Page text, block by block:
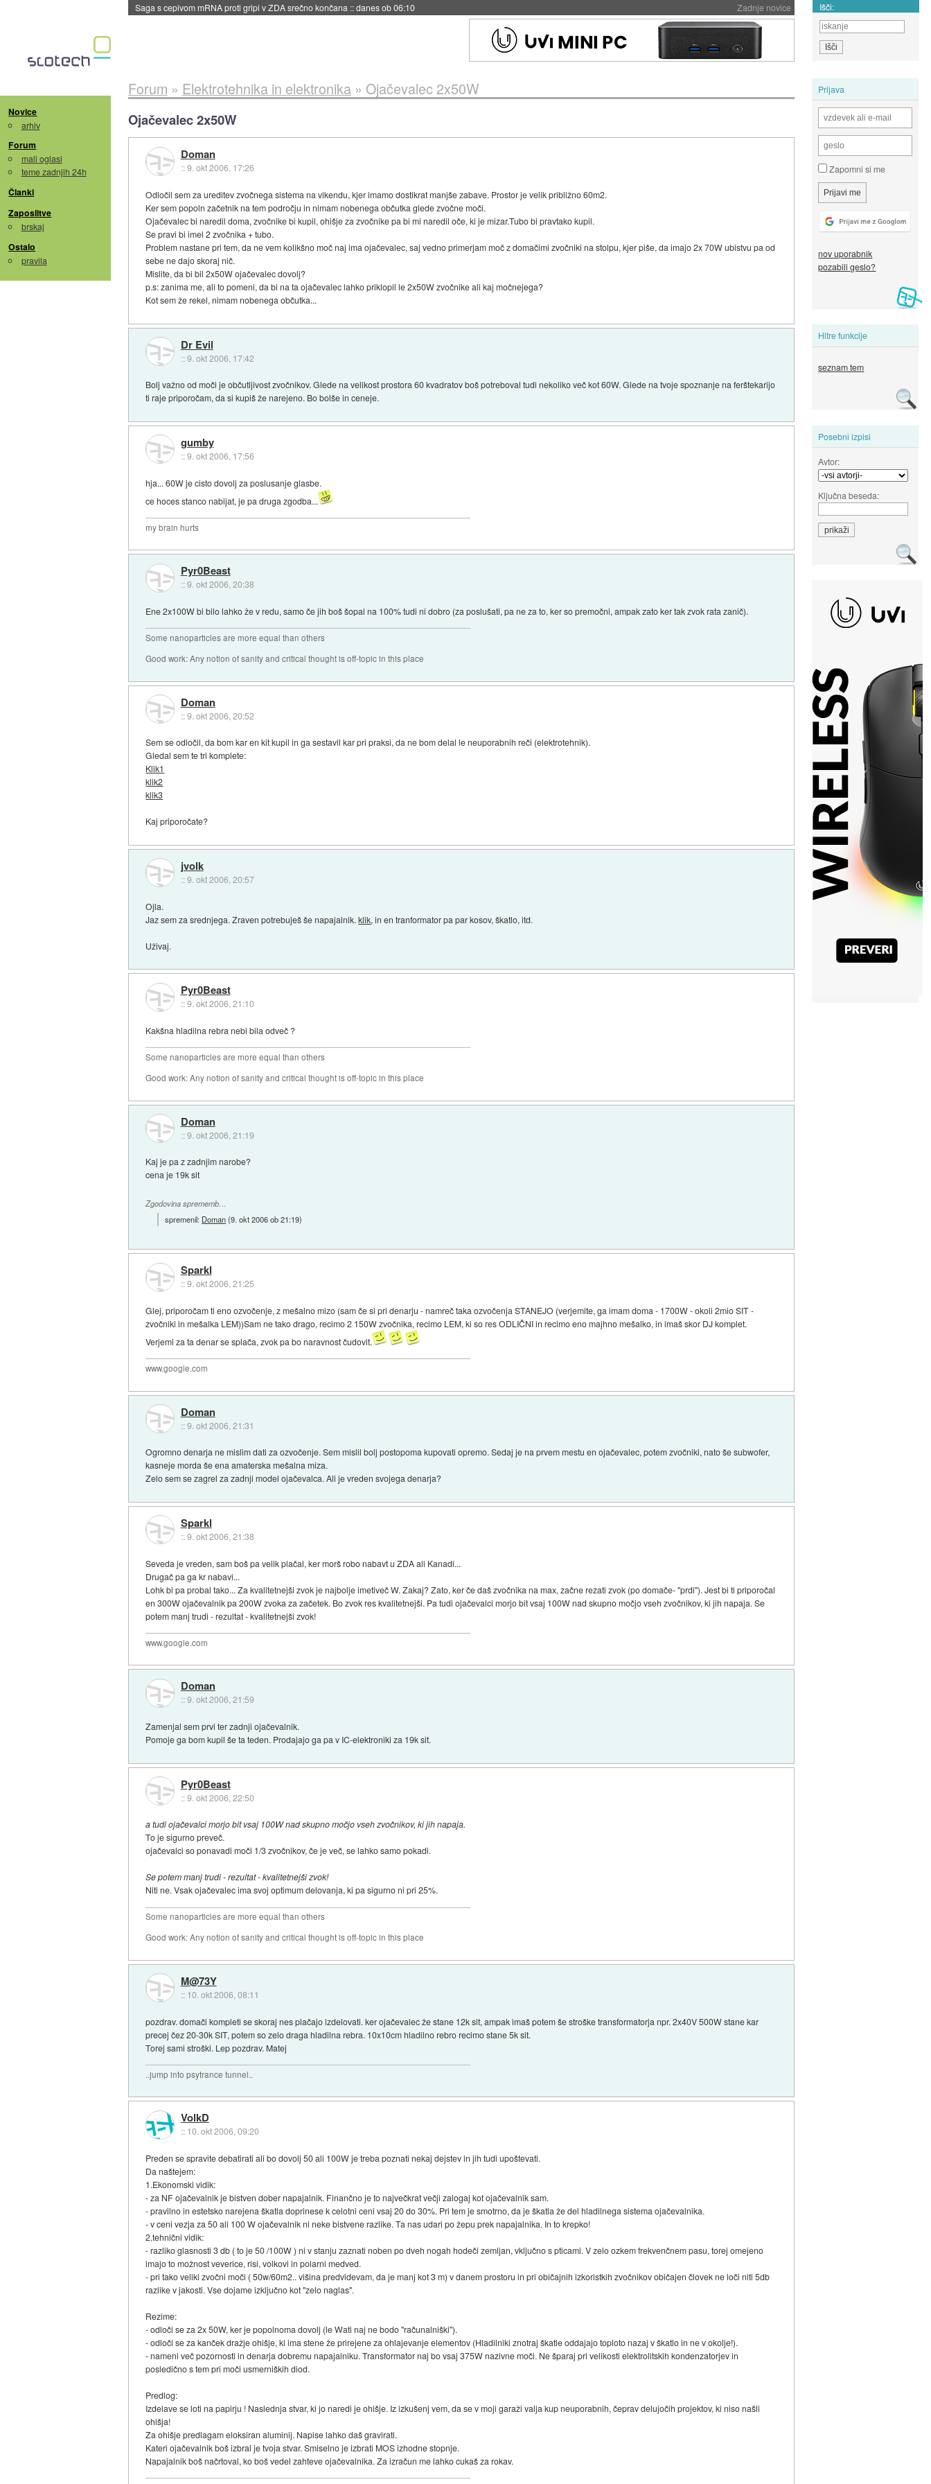
Zadnje novice
BMW v vozilih začel predvajati reklame::danes ob 06:09 Išči:
Novice
arhiv
Forum
mali oglasi
teme zadnjih 24h
Članki
Zaposlitve
brskaj
Ostalo
pravila
Prijava
Zapomni si me
nov uporabnik
pozabili geslo?
Hitre funkcije
seznam tem
Posebni izpisi
Avtor:
Ključna beseda:
Forum » Elektrotehnika in elektronika» Ojačevalec 2x50W
Ojačevalec 2x50W
Doman
::9. okt 2006, 17:26
Odločil sem za ureditev zvočnega sistema na vikendu, kjer imamo dostikrat manjše zabave. Prostor je velik približno 60m2.
Ker sem popoln začetnik na tem področju in nimam nobenega občutka glede zvočne moči.
Ojačevalec bi naredil doma, zvočnike bi kupil, ohišje za zvočnike pa bi mi naredil oče, ki je mizar.Tubo bi pravtako kupil.
Se pravi bi imel 2 zvočnika + tubo.
Problem nastane pri tem, da ne vem kolikšno moč naj ima ojačevalec, saj vedno primerjam moč z domačimi zvočniki na stolpu, kjer piše, da imajo 2x 70W ubistvu pa od
sebe ne dajo skoraj nič.
Mislite, da bi bil 2x50W ojačevalec dovolj?
p.s: zanima me, ali to pomeni, da bi na ta ojačevalec lahko priklopil le 2x50W zvočnike ali kaj močnejega?
Kot sem že rekel, nimam nobenega občutka...
Dr Evil
::9. okt 2006, 17:42
Bolj važno od moči je občutljivost zvočnikov. Glede na velikost prostora 60 kvadratov boš potreboval tudi nekoliko več kot 60W. Glede na tvoje spoznanje na ferštekarijo
ti raje priporočam, da si kupiš že narejeno. Bo bolše in ceneje.
gumby
::9. okt 2006, 17:56
hja... 60W je cisto dovolj za poslusanje glasbe.
ce hoces stanco nabijat, je pa druga zgodba...
my brain hurts
Pyr0Beast
::9. okt 2006, 20:38
Ene 2x100W bi bilo lahko že v redu, samo če jih boš šopal na 100% tudi ni dobro (za poslušati, pa ne za to, ker so premočni, ampak zato ker tak zvok rata zanič).
Some nanoparticles are more equal than others
Good work: Any notion of sanity and critical thought is off-topic in this place
Doman
::9. okt 2006, 20:52
Sem se odločil, da bom kar en kit kupil in ga sestavil kar pri praksi, da ne bom delal le neuporabnih reči (elektrotehnik).
Gledal sem te tri komplete:
Klik1
klik2
klik3
Kaj priporočate?
jvolk
::9. okt 2006, 20:57
Ojla.
Jaz sem za srednjega. Zraven potrebuješ še napajalnik.klik, in en tranformator pa par kosov, škatlo, itd.
Uživaj.
Pyr0Beast
::9. okt 2006, 21:10
Kakšna hladilna rebra nebi bila odveč ?
Some nanoparticles are more equal than others
Good work: Any notion of sanity and critical thought is off-topic in this place
Doman
::9. okt 2006, 21:19
Kaj je pa z zadnjim narobe?
cena je 19k sit
Zgodovina sprememb…
spremenil: Doman(9. okt 2006 ob 21:19)
Sparkl
::9. okt 2006, 21:25
Glej, priporočam ti eno ozvočenje, z mešalno mizo (sam če si pri denarju - namreč taka ozvočenja STANEJO (verjemite, ga imam doma - 1700W - okoli 2mio SIT -
zvočniki in mešalka LEM))Sam ne tako drago, recimo 2 150W zvočnika, recimo LEM, ki so res ODLIČNI in recimo eno majhno mešalko, in imaš skor DJ komplet.
Verjemi za ta denar se splača, zvok pa bo naravnost čudovit.
www.google.com
Doman
::9. okt 2006, 21:31
Ogromno denarja ne mislim dati za ozvočenje. Sem mislil bolj postopoma kupovati opremo. Sedaj je na prvem mestu en ojačevalec, potem zvočniki, nato še subwofer,
kasneje morda še ena amaterska mešalna miza.
Zelo sem se zagrel za zadnji model ojačevalca. Ali je vreden svojega denarja?
Sparkl
::9. okt 2006, 21:38
Seveda je vreden, sam boš pa velik plačal, ker morš robo nabavt u ZDA ali Kanadi...
Drugač pa ga kr nabavi...
Lohk bi pa probal tako... Za kvalitetnejši zvok je najbolje imetiveč W. Zakaj? Zato, ker če daš zvočnika na max, začne rezati zvok (po domače- "prdi"). Jest bi ti priporočal
en 300W ojačevalnik pa 200W zvoka za začetek. Bo zvok res kvalitetnejši. Pa tudi ojačevalci morjo bit vsaj 100W nad skupno močjo vseh zvočnikov, ki jih napaja. Se
potem manj trudi - rezultat - kvalitetnejši zvok!
www.google.com
Doman
::9. okt 2006, 21:59
Zamenjal sem prvi ter zadnji ojačevalnik.
Pomoje ga bom kupil še ta teden. Prodajajo ga pa v IC-elektroniki za 19k sit.
Pyr0Beast
::9. okt 2006, 22:50
a tudi ojačevalci morjo bit vsaj 100W nad skupno močjo vseh zvočnikov, ki jih napaja.
To je sigurno preveč.
ojačevalci so ponavadi moči 1/3 zvočnikov, če je več, se lahko samo pokadi.
Se potem manj trudi - rezultat - kvalitetnejši zvok!
Niti ne. Vsak ojačevalec ima svoj optimum delovanja, ki pa sigurno ni pri 25%.
Some nanoparticles are more equal than others
Good work: Any notion of sanity and critical thought is off-topic in this place
M@73Y
:: 10. okt 2006, 08:11
pozdrav. domači kompleti se skoraj nes plačajo izdelovati. ker ojačevalec že stane 12k sit, ampak imaš potem še stroške transformatorja npr. 2x40V 500W stane kar
precej čez 20-30k SIT, potem so zelo draga hladilna rebra. 10x10cm hladilno rebro recimo stane 5k sit.
Torej sami stroški. Lep pozdrav. Matej
..jump into psytrance tunnel..
VolkD
:: 10. okt 2006, 09:20
Preden se spravite debatirati ali bo dovolj 50 ali 100W je treba poznati nekaj dejstev in jih tudi upoštevati.
Da naštejem:
1.Ekonomski vidik:
- za NF ojačevalnik je bistven dober napajalnik. Finančno je to največkrat večji zalogaj kot ojačevalnik sam.
- pravilno in estetsko narejena škatla doprinese k celotni ceni vsaj 20 do 30%. Pri tem je smotrno, da je škatla že del hladilnega sistema ojačevalnika.
- v ceni vezja za 50 ali 100 W ojačevalnik ni neke bistvene razlike. Ta nas udari po žepu prek napajalnika. In to krepko!
2.tehnični vidik:
- razliko glasnosti 3 db ( to je 50 /100W ) ni v stanju zaznati noben po dveh nogah hodeči zemljan, vključno s pticami. V zelo ozkem frekvenčnem pasu, torej omejeno
imajo to možnost veverice, risi, volkovi in polarni medved.
- pri tako veliki zvočni moči ( 50w/60m2.. višina predvidevam, da je manj kot 3 m) v danem prostoru in pri običajnih izkoristkih zvočnikov običajen človek ne loči niti 5db
razlike v jakosti. Vse dojame izključno kot "zelo naglas".
Rezime:
- odloči se za 2x 50W, ker je popolnoma dovolj (le Wati naj ne bodo "računalniški").
- odloči se za kanček dražje ohišje, ki ima stene že prirejene za ohlajevanje elementov (Hladilniki znotraj škatle oddajajo toploto nazaj v škatlo in ne v okolje!).
- nameni več pozornosti in denarja dobremu napajalniku. Transformator naj bo vsaj 375W nazivne moči. Ne šparaj pri velikosti elektrolitskih kondenzatorjev in
posledično s tem pri moči usmerniških diod.
Predlog:
Izdelave se loti na papirju ! Naslednja stvar, ki jo naredi je ohišje. Iz izkušenj vem, da se v moji garaži valja kup neuporabnih, čeprav delujočih projektov, ki niso našli
ohišja!
Za ohišje predlagam eloksiran aluminij. Napise lahko daš gravirati.
Kateri ojačevalnik boš izbral je tvoja stvar. Smiselno je izbrati MOS izhodne stopnje.
Napajalnik boš načrtoval, ko boš vedel zahteve ojačevalnika. Za izračun me lahko cukaš za rokav.